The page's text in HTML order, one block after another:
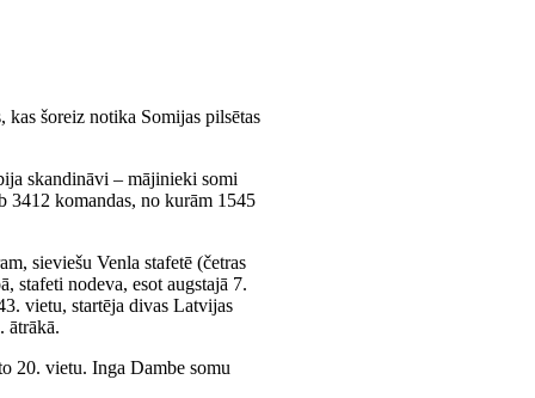
kas šoreiz notika Somijas pilsētas
skandināvi – mājinieki somi
3412 komandas, no kurām 1545
sieviešu Venla stafetē (četras
stafeti nodeva, esot augstajā 7.
vietu, startēja divas Latvijas
ātrākā.
20. vietu. Inga Dambe somu